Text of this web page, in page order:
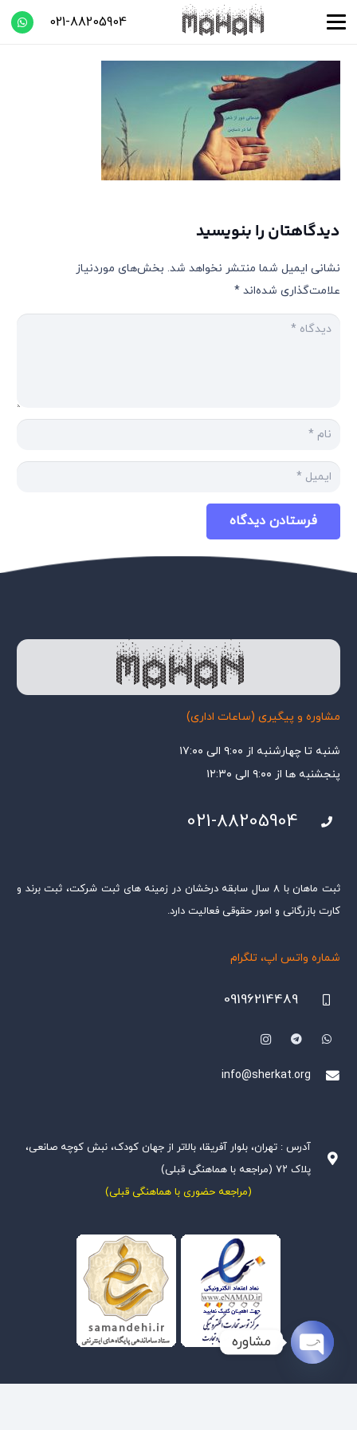
021-88205904
دیدگاهتان را بنویسید
نشانی ایمیل شما منتشر نخواهد شد. بخش‌های موردنیاز
علامت‌گذاری شده‌اند *
فرستادن دیدگاه
مشاوره و پیگیری (ساعات اداری)
شنبه تا چهارشنبه از ۹:۰۰ الی ۱۷:۰۰
پنجشنبه ها از ۹:۰۰ الی ۱۲:۳۰
021-88205904
ثبت ماهان با ۸ سال سابقه درخشان در زمینه های ثبت شرکت، ثبت برند و
کارت بازرگانی و امور حقوقی فعالیت دارد.
شماره واتس اپ، تلگرام
09196214489
info@sherkat.org
آدرس : تهران، بلوار آفریقا، بالاتر از جهان کودک، نبش کوچه صانعی،
پلاک ۷۲ (مراجعه با هماهنگی قبلی)
(مراجعه حضوری با هماهنگی قبلی)
مشاوره